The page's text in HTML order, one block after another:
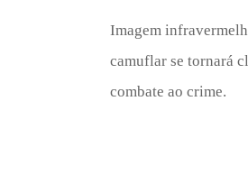
Imagem
camuflar se tornará
combate ao crime.